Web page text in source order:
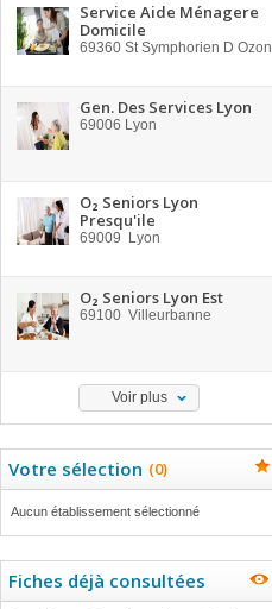
Service Aide Ménagere
Domicile
69360 St Symphorien D Ozon
Gen. Des Services Lyon
69006 Lyon
O₂ Seniors Lyon
Presqu'ile
69009 Lyon
O₂ Seniors Lyon Est
69100 Villeurbanne
Voir plus
Votre sélection (0)
Aucun établissement sélectionné
Fiches déjà consultées